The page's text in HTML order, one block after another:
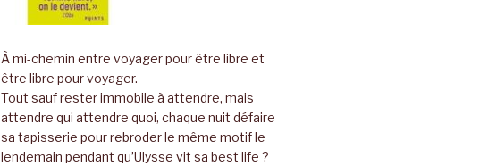
À mi-chemin entre voyager pour être libre et
être libre pour voyager.
Tout sauf rester immobile à attendre, mais
attendre qui attendre quoi, chaque nuit défaire
sa tapisserie pour rebroder le même motif le
lendemain pendant qu’Ulysse vit sa best life ?